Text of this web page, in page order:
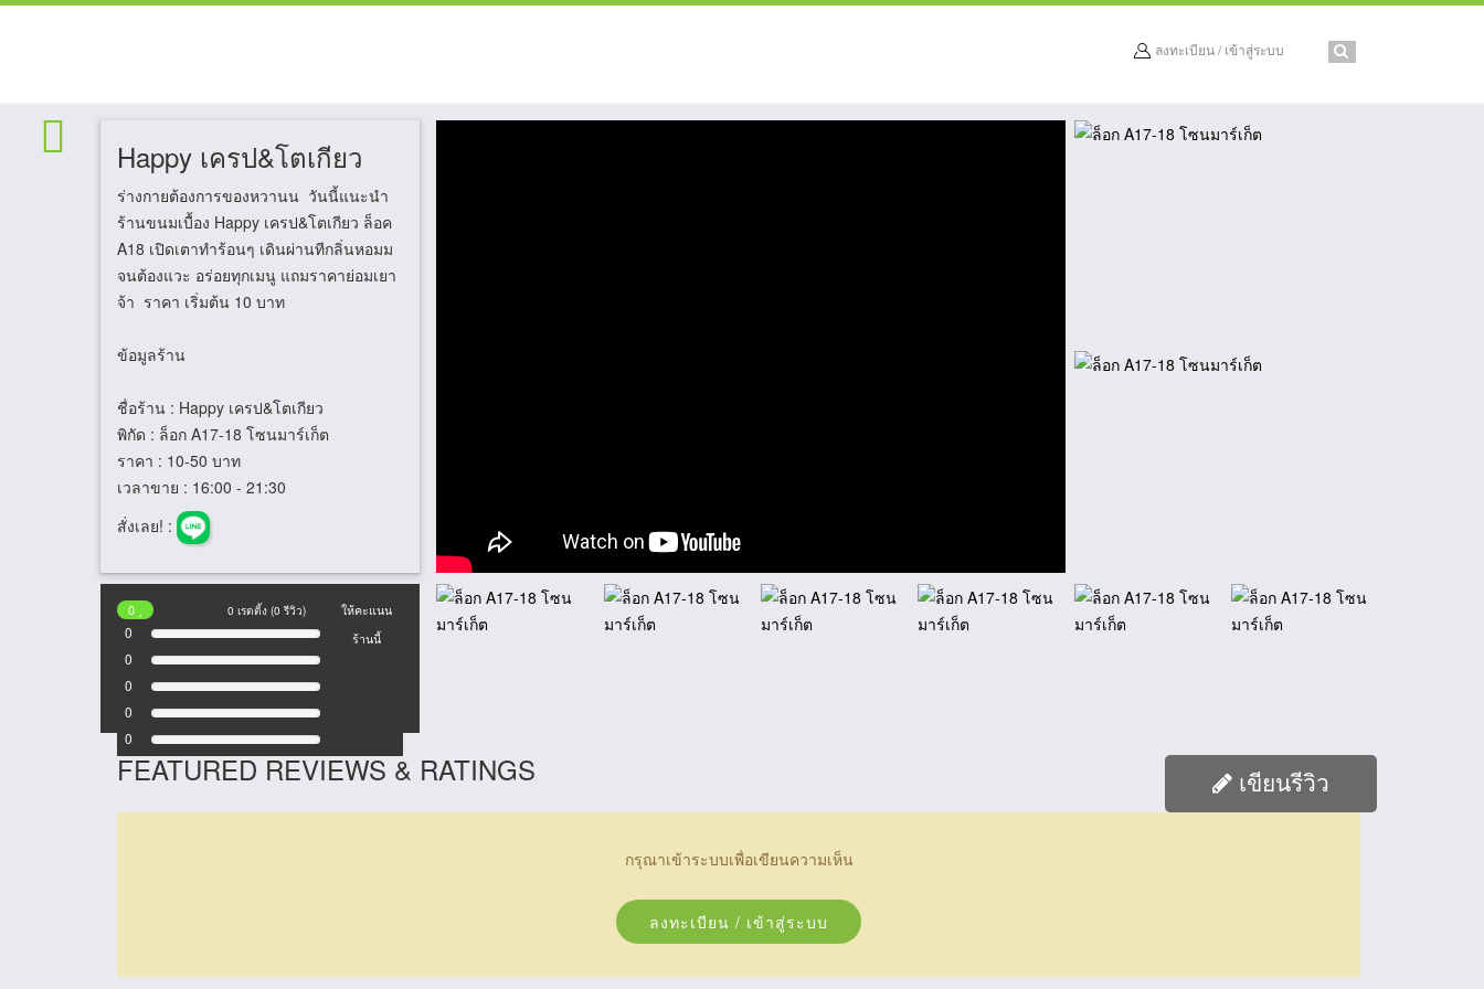
ลงทะเบียน / เข้าสู่ระบบ
Happy เครป&โตเกียว
ร่างกายต้องการของหวานน วันนี้แนะนำ
ร้านขนมเบื้อง Happy เครป&โตเกียว ล็อค
A18 เปิดเตาทำร้อนๆ เดินผ่านทีกลิ่นหอมม
จนต้องแวะ อร่อยทุกเมนู แถมราคาย่อมเยา
จ้า ราคา เริ่มต้น 10 บาท
ข้อมูลร้าน
ชื่อร้าน: Happy เครป&โตเกียว
พิกัด : ล็อก A17-18 โซนมาร์เก็ต
ราคา : 10-50 บาท
เวลาขาย : 16:00 - 21:30
สั่งเลย! :
0 0 เรตติ้ง (0 รีวิว)
ให้คะแนน
ร้านนี้
0
0
0
0
0
FEATURED REVIEWS & RATINGS เขียนรีวิว
กรุณาเข้าระบบเพื่อเขียนความเห็น
ลงทะเบียน / เข้าสู่ระบบ